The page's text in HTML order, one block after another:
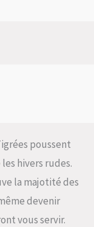
poussent
hivers rudes.
la majotité des
devenir
vous servir.